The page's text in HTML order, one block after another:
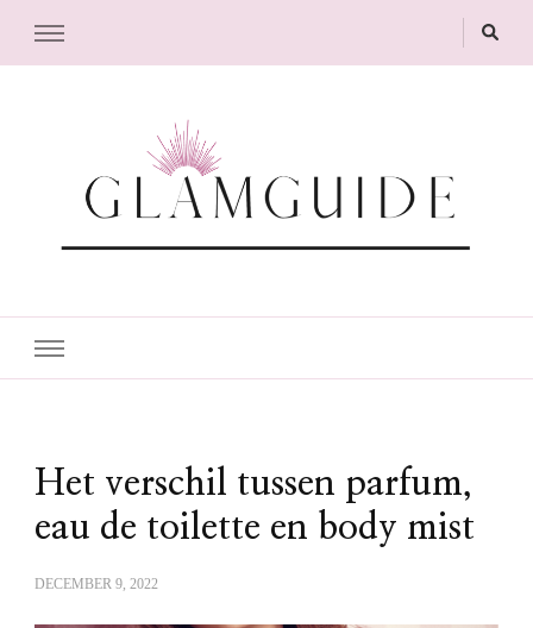
Het verschil tussen parfum,
eau de toilette en body mist
DECEMBER 9, 2022